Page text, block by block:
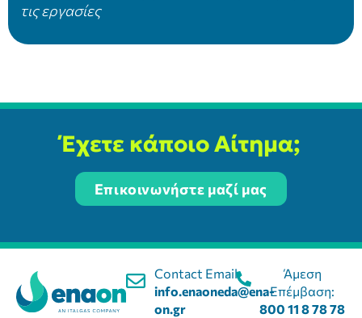
τις εργασίες
Έχετε κάποιο Αίτημα;
Επικοινωνήστε μαζί μας
Contact Email:
info.enaoneda@ena-
on.gr
Άμεση
Επέμβαση:
800 11 8 78 78